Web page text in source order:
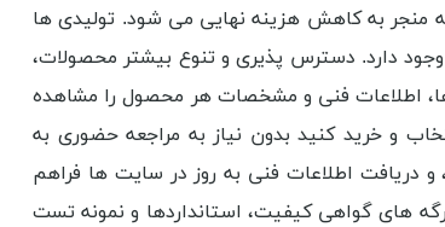
به کاهش هزینه نهایی می شود. تولیدی ها
دارد. دسترس پذیری و تنوع بیشتر محصولات،
اطلاعات فنی و مشخصات هر محصول را مشاهده
و خرید کنید بدون نیاز به مراجعه حضوری به
دریافت اطلاعات فنی به روز در سایت ها فراهم
های گواهی کیفیت، استانداردها و نمونه تست